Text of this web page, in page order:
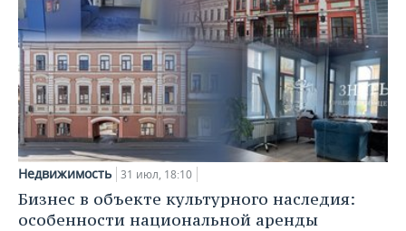
Недвижимость 31 июл, 18:10
Бизнес в объекте культурного наследия:
особенности национальной аренды